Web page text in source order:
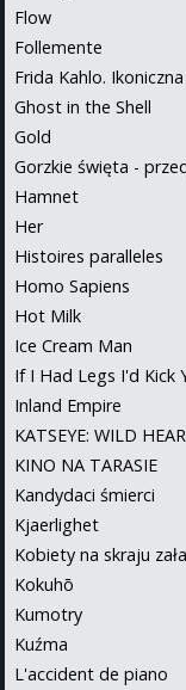
Flow
Follemente
Frida Kahlo.
Ghost in the Shell
Gold
Gorzkie święta -
Hamnet
Her
Histoires paralleles
Homo Sapiens
Hot Milk
Ice Cream Man
If I Had Legs I'd Kick
Inland Empire
KATSEYE: WILD
KINO NA TARASIE
Kandydaci śmierci
Kjaerlighet
Kobiety na skraju
Kokuhō
Kumotry
Kuźma
L'accident de piano